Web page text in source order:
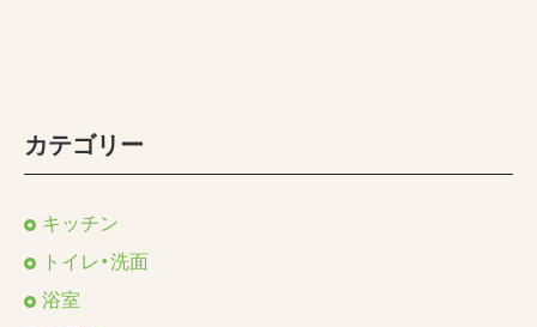
カテゴリー
キッチン
トイレ・洗面
浴室